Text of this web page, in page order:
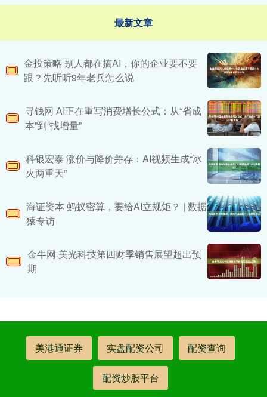
最新文章
金投策略 别人都在搞AI，你的企业要不要
跟？先听听9年老兵怎么说
寻钱网 AI正在重写消费增长公式：从“省成
本”到“找增量”
科银宏泰 涨价与降价并存：AI视频生成“冰
火两重天”
海证资本 蚂蚁密算，要给AI立规矩？ | 数据
猿专访
金牛网 美光科技第四财季销售展望超出预
期
美港通证券 实盘配资公司 配资查询
配资炒股平台